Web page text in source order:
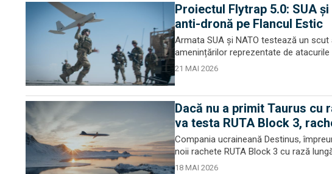
Proiectul Flytrap 5.0: SUA
anti-dronă pe Flancul Estic
Armata SUA și NATO testează un
amenințărilor reprezentate de
21 MAI 2026
Dacă nu a primit Taurus cu
va testa RUTA Block 3,
Compania ucraineană Destinus,
noii rachete RUTA Block 3 cu rază
18 MAI 2026